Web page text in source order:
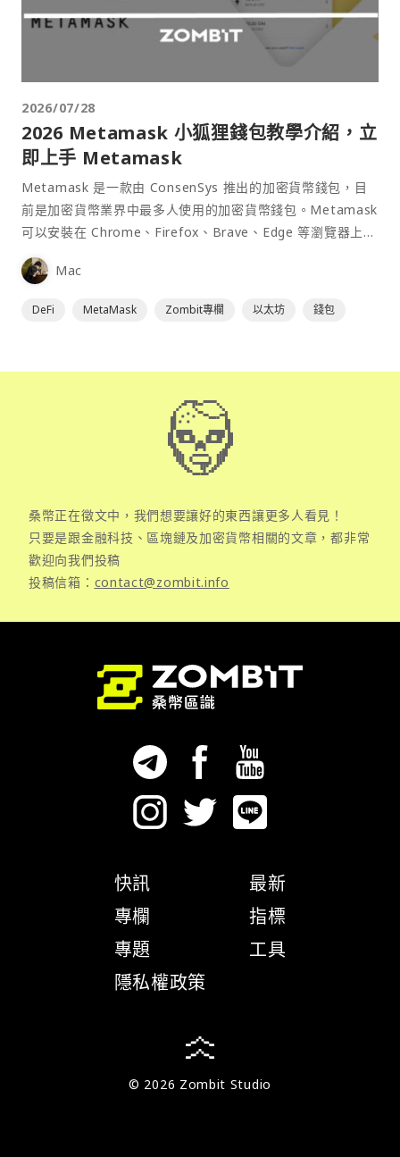
2026/07/28
2026 Metamask 小狐狸錢包教學介紹，立
即上手 Metamask
Metamask 是一款由 ConsenSys 推出的加密貨幣錢包，目
前是加密貨幣業界中最多人使用的加密貨幣錢包。Metamask
可以安裝在 Chrome、Firefox、Brave、Edge 等瀏覽器上作
為插件使用，具備許多功能且使用上非常方便。
Mac
DeFi MetaMask Zombit專欄 以太坊 錢包
桑幣正在徵文中，我們想要讓好的東西讓更多人看見！
只要是跟金融科技、區塊鏈及加密貨幣相關的文章，都非常
歡迎向我們投稿
投稿信箱： contact@zombit.info
快訊
專欄
專題
隱私權政策
最新
指標
工具
© 2026 Zombit Studio